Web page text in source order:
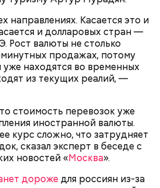
направлениях. Касается это и
и долларовых стран —
Рост валюты не столько
продажах, потому
уже находятся во временных
из текущих реалий, —
стоимость перевозок уже
иностранной валюты.
курс сложно, что затрудняет
сказал эксперт в беседе с
новостей «Москва».
дороже для россиян из-за
не стоит собирать грибы у
воспаление: диетолог Писарева
рассказала о пользе черники
пользы лучше отдать
соленым и тушеным
эндокринолог.
«Новым рекордам — быть»: как
активность Эль-Ниньо может
может распасться, улететь
Однако есть риск, что она